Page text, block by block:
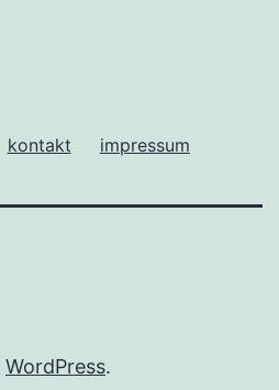
kontakt impressum
WordPress.